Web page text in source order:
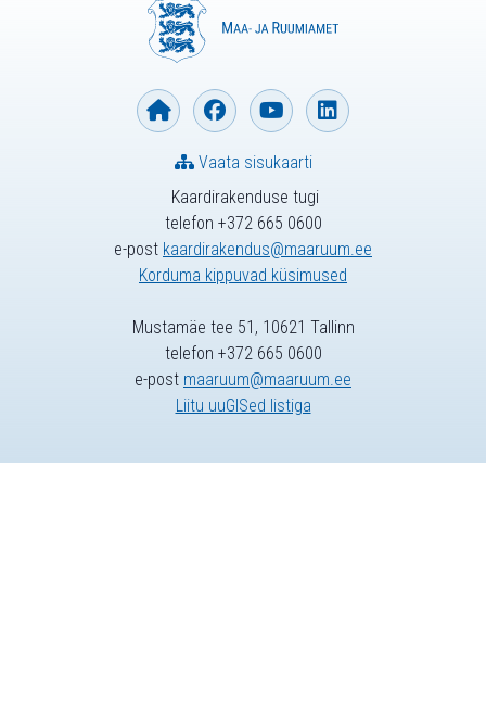
Kaardirakenduse tugi
telefon +372 665 0600
e-post kaardirakendus@maaruum.ee
Korduma kippuvad küsimused
Vaata sisukaarti
Mustamäe tee 51, 10621 Tallinn
telefon +372 665 0600
e-post maaruum@maaruum.ee
Liitu uuGISed listiga